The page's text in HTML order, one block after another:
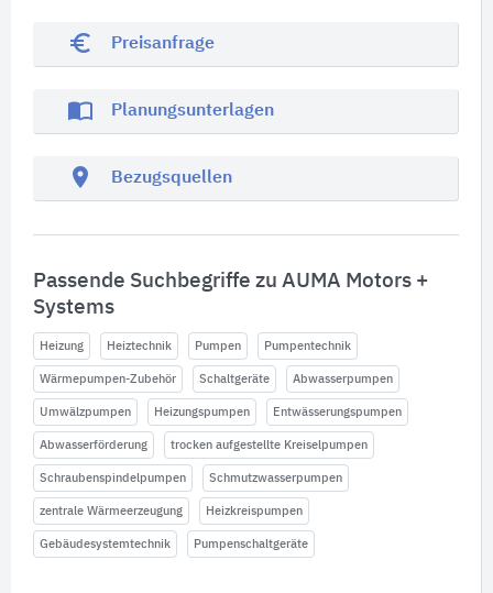
euro_symbol Preisanfrage
import_contacts Planungsunterlagen
location_on Bezugsquellen
Passende Suchbegriffe zu AUMA Motors +
Systems
Heizung Heiztechnik Pumpen Pumpentechnik
Wärmepumpen-Zubehör Schaltgeräte Abwasserpumpen
Umwälzpumpen Heizungspumpen Entwässerungspumpen
Abwasserförderung trocken aufgestellte Kreiselpumpen
Schraubenspindelpumpen Schmutzwasserpumpen
zentrale Wärmeerzeugung Heizkreispumpen
Gebäudesystemtechnik Pumpenschaltgeräte